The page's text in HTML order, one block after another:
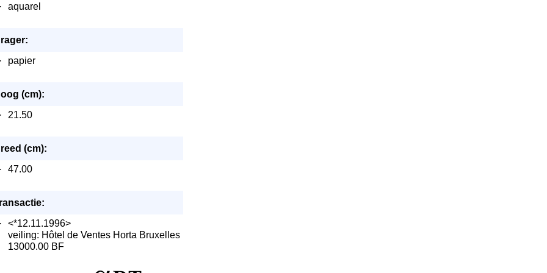
·
aquarel
·
papier
(cm):
·
21.50
(cm):
·
47.00
·
<*12.11.1996>
veiling: Hôtel de Ventes Horta Bruxelles
13000.00 BF